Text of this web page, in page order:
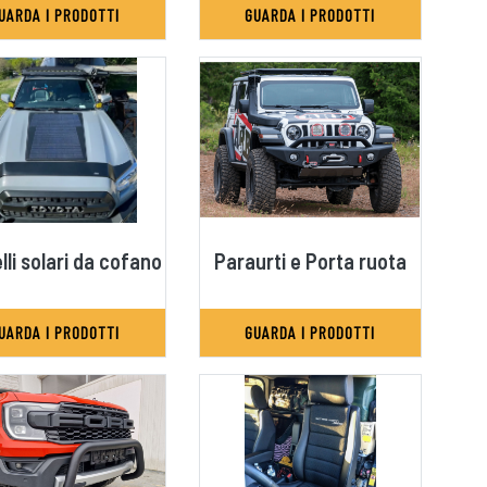
I PRODOTTI GUARDA I PRODOTTI
solari da cofano
I PRODOTTI
Paraurti e Porta ruota
GUARDA I PRODOTTI